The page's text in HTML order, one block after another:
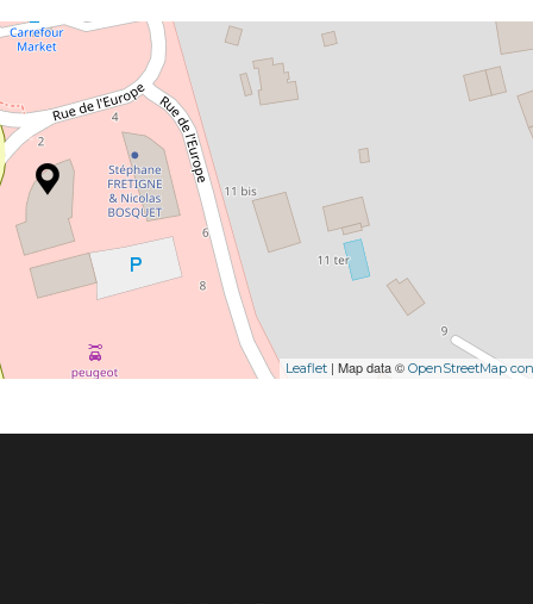
Leaflet | Map data © OpenStreetMap